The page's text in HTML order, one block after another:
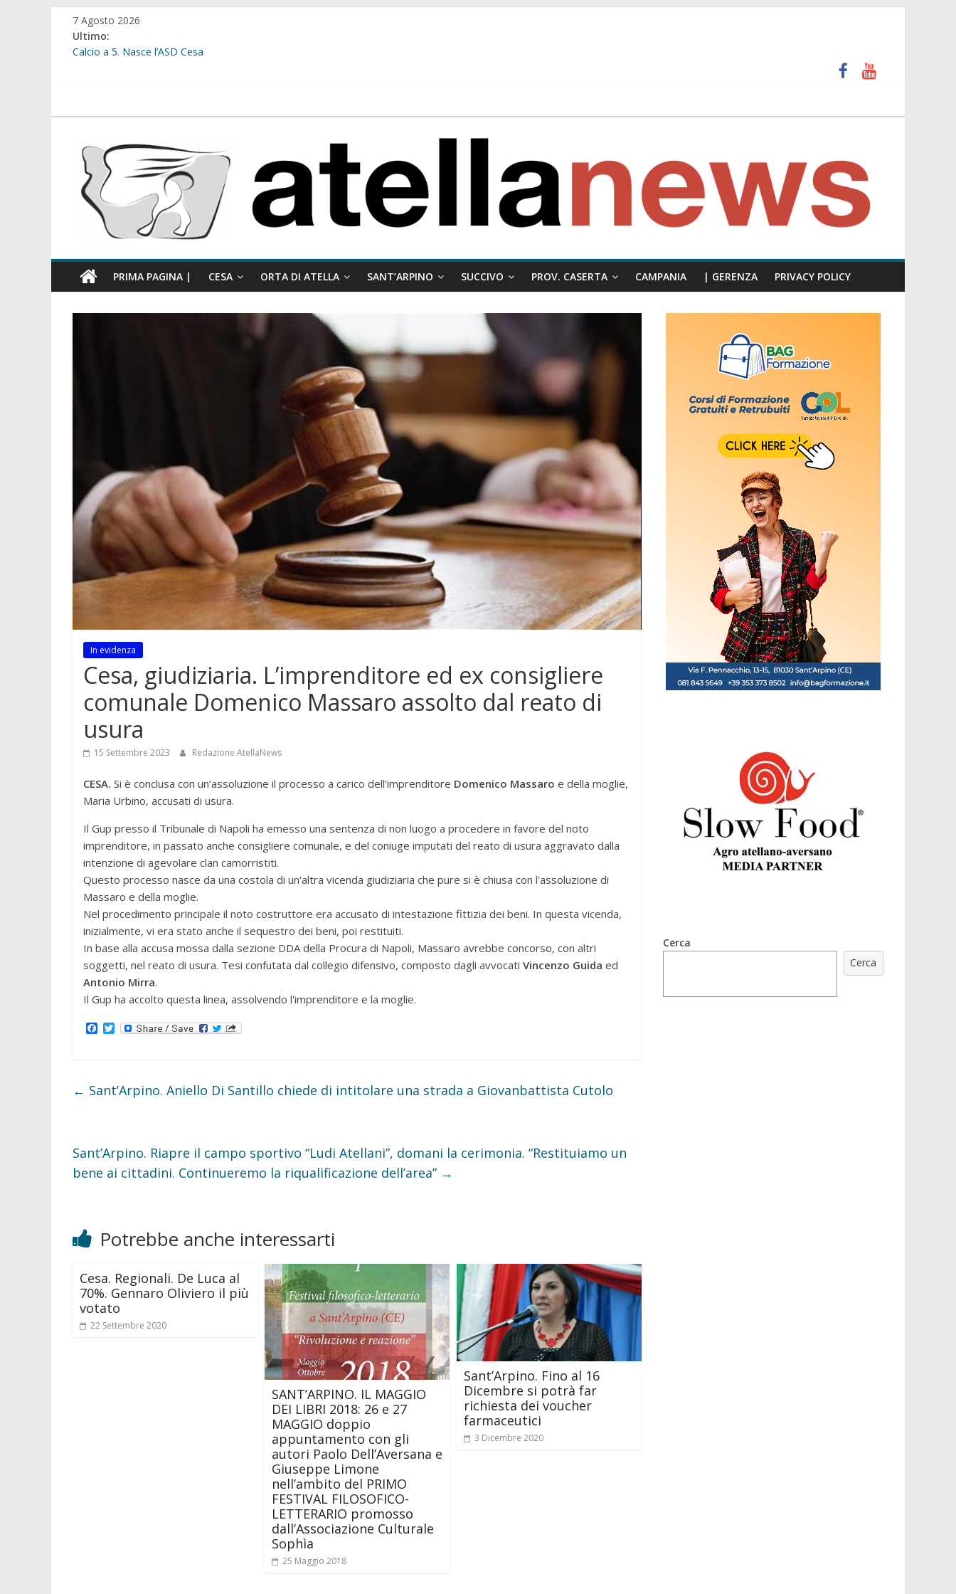
Salta
contenuto
7 Agosto 2026
Ultimo:
Calcio a 5. Nasce l’ASD Cesa
comunale”
atellanews.it
PRIMA PAGINA | CESA ORTA DI ATELLA SANT’ARPINO SUCCIVO PROV. CASERTA CAMPANIA | GERENZA PRIVACY POLICY
In evidenza
Cesa, giudiziaria. L’imprenditore ed ex consigliere
comunale Domenico Massaro assolto dal reato di
usura
15 Settembre 2023 Redazione AtellaNews
CESA. Si è conclusa con un’assoluzione il processo a carico dell'imprenditore Domenico Massaro e della moglie,
Maria Urbino, accusati di usura.
Il Gup presso il Tribunale di Napoli ha emesso una sentenza di non luogo a procedere in favore del noto
imprenditore, in passato anche consigliere comunale, e del coniuge imputati del reato di usura aggravato dalla
intenzione di agevolare clan camorristiti.
Questo processo nasce da una costola di un'altra vicenda giudiziaria che pure si è chiusa con l'assoluzione di
Massaro e della moglie.
Nel procedimento principale il noto costruttore era accusato di intestazione fittizia dei beni. In questa vicenda,
inizialmente, vi era stato anche il sequestro dei beni, poi restituiti.
In base alla accusa mossa dalla sezione DDA della Procura di Napoli, Massaro avrebbe concorso, con altri
soggetti, nel reato di usura. Tesi confutata dal collegio difensivo, composto dagli avvocati Vincenzo Guida ed
Antonio Mirra.
Il Gup ha accolto questa linea, assolvendo l'imprenditore e la moglie.
o
o
T
e
r
← Sant’Arpino. Aniello Di Santillo chiede di intitolare una strada a Giovanbattista Cutolo
Sant’Arpino. Riapre il campo sportivo “Ludi Atellani”, domani la cerimonia. “Restituiamo un
bene ai cittadini. Continueremo la riqualificazione dell’area” →
Potrebbe anche interessarti
Cesa. Regionali. De Luca al
70%. Gennaro Oliviero il più
votato
22 Settembre 2020
SANT’ARPINO. IL MAGGIO
DEI LIBRI 2018: 26 e 27
MAGGIO doppio
appuntamento con gli
autori Paolo Dell’Aversana e
Giuseppe Limone
nell’ambito del PRIMO
FESTIVAL FILOSOFICO-
LETTERARIO promosso
dall’Associazione Culturale
Sophìa
25 Maggio 2018
Sant’Arpino. Fino al 16
Dicembre si potrà far
richiesta dei voucher
farmaceutici
3 Dicembre 2020
Cerca
Cerca